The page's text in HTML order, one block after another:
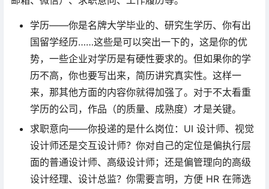
学历——你是名牌大学毕业的、研究生学历、你有出
国留学经历……这些是可以突出一下的，这是你的优
势，一些企业对学历是有硬性要求的。但如果你的学
历不高，你也要写出来，简历讲究真实性。这样一
来，那其他方面的内容你就得加强了。对于不太看重
学历的公司，作品（的质量、成熟度）才是关键。
求职意向——你投递的是什么岗位：UI 设计师、视觉
设计师还是交互设计师？你对自己的定位是偏执行层
面的普通设计师、高级设计师；还是偏管理向的高级
设计经理、设计总监？你需要言明，方便 HR 在筛选